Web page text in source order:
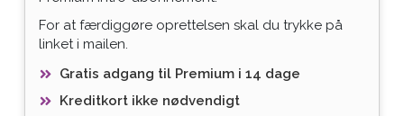
For at færdiggøre oprettelsen skal du trykke på
linket i mailen.
Gratis adgang til Premium i 14 dage
Kreditkort ikke nødvendigt